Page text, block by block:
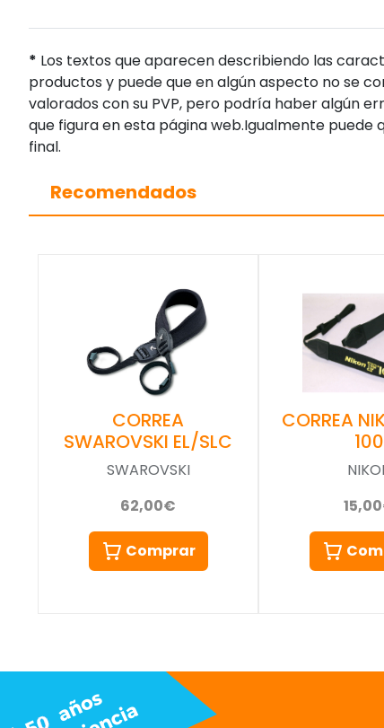
* Los textos que aparecen describiendo las
productos y puede que en algún aspecto no se
valorados con su PVP, pero podría haber algún
que figura en esta página web.Igualmente
final.
Recomendados
CORREA
SWAROVSKI EL/SLC
SWAROVSKI
62,00€
Comprar
CORREA
100